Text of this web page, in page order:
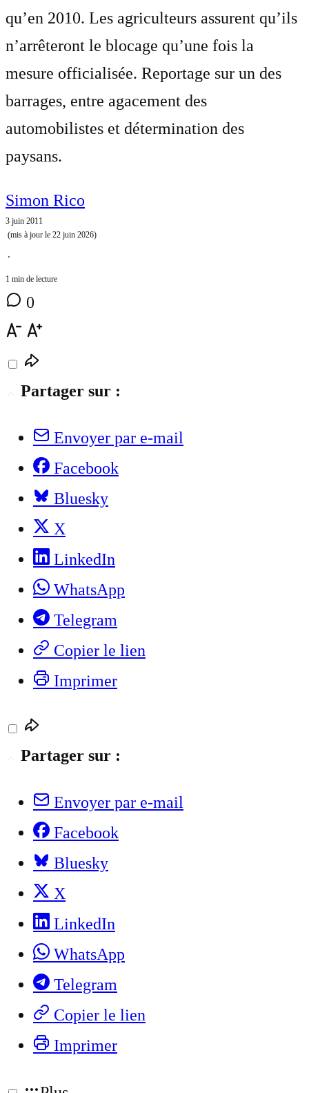
qu’en 2010. Les agriculteurs assurent qu’ils
n’arrêteront le blocage qu’une fois la
mesure officialisée. Reportage sur un des
barrages, entre agacement des
automobilistes et détermination des
paysans.
Simon Rico
3 juin 2011
(mis à jour le 22 juin 2026)
⋅
1 min de lecture
0
Partager sur :
Envoyer par e-mail
Facebook
Bluesky
X
LinkedIn
WhatsApp
Telegram
Copier le lien
Imprimer
Partager sur :
Envoyer par e-mail
Facebook
Bluesky
X
LinkedIn
WhatsApp
Telegram
Copier le lien
Imprimer